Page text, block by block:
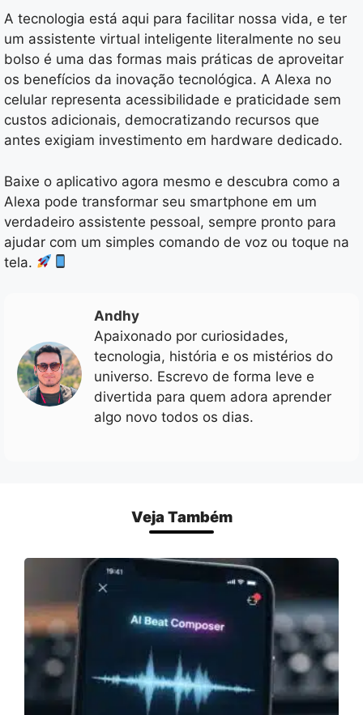
A tecnologia está aqui para facilitar nossa vida, e ter
um assistente virtual inteligente literalmente no seu
bolso é uma das formas mais práticas de aproveitar
os benefícios da inovação tecnológica. A Alexa no
celular representa acessibilidade e praticidade sem
custos adicionais, democratizando recursos que
antes exigiam investimento em hardware dedicado.
Baixe o aplicativo agora mesmo e descubra como a
Alexa pode transformar seu smartphone em um
verdadeiro assistente pessoal, sempre pronto para
ajudar com um simples comando de voz ou toque na
tela.
Andhy
Apaixonado por curiosidades,
tecnologia, história e os mistérios do
universo. Escrevo de forma leve e
divertida para quem adora aprender
algo novo todos os dias.
Veja Também